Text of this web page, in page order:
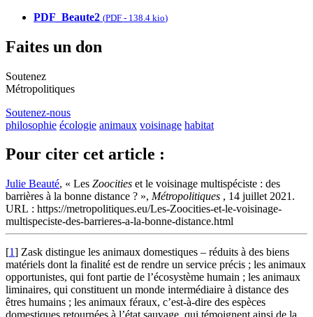
PDF_Beaute2 (PDF - 138.4 kio)
Faites un don
Soutenez
Métropolitiques
Soutenez-nous
philosophie écologie animaux voisinage habitat
Pour citer cet article :
Julie Beauté, « Les Zoocities et le voisinage multispéciste : des
barrières à la bonne distance ? », Métropolitiques , 14 juillet 2021.
URL : https://metropolitiques.eu/Les-Zoocities-et-le-voisinage-
multispeciste-des-barrieres-a-la-bonne-distance.html
[1] Zask distingue les animaux domestiques – réduits à des biens
matériels dont la finalité est de rendre un service précis ; les animaux
opportunistes, qui font partie de l’écosystème humain ; les animaux
liminaires, qui constituent un monde intermédiaire à distance des
êtres humains ; les animaux féraux, c’est-à-dire des espèces